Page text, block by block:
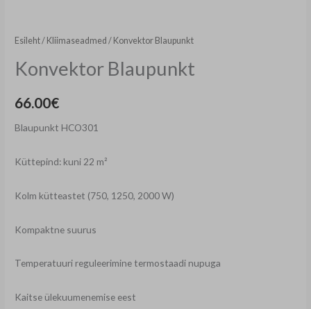
Esileht/ Kliimaseadmed / Konvektor Blaupunkt
Konvektor Blaupunkt
66.00€
Blaupunkt HCO301
Küttepind: kuni 22 m²
Kolm kütteastet (750, 1250, 2000 W)
Kompaktne suurus
Temperatuuri reguleerimine termostaadi nupuga
Kaitse ülekuumenemise eest